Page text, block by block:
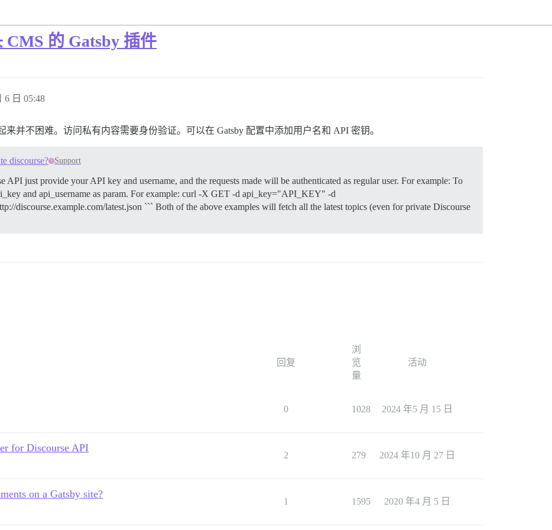
CMS 的 Gatsby 插件
6 日 05:48
并不困难。访问私有内容需要身份验证。可以在 Gatsby 配置中添加用户名和 API 密钥。
discourse? Support
just provide your API key and username, and the requests made will be authenticated as regular user. For example: To
and api_username as param. For example: curl -X GET -d api_key="API_KEY" -d
discourse.example.com/latest.json ``` Both of the above examples will fetch all the latest topics (even for private Discourse
回复
浏
览
量
活动
0 1028 2024 年5 月 15 日
for Discourse API
2 279 2024 年10 月 27 日
on a Gatsby site?
1 1595 2020 年4 月 5 日